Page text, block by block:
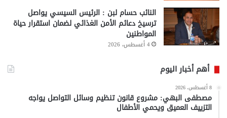
النائب حسام لبن : الرئيس السيسي يواصل
ترسيخ دعائم الأمن الغذائي لضمان استقرار حياة
المواطنين
4 أغسطس، 2026
أهم أخبار اليوم
8 أغسطس، 2026
مصطفى البهي: مشروع قانون تنظيم وسائل التواصل يواجه
التزييف العميق ويحمي الأطفال